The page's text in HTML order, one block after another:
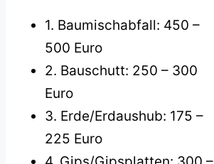
1. Baumischabfall: 450 –
500 Euro
2. Bauschutt: 250 – 300
Euro
3. Erde/Erdaushub: 175 –
225 Euro